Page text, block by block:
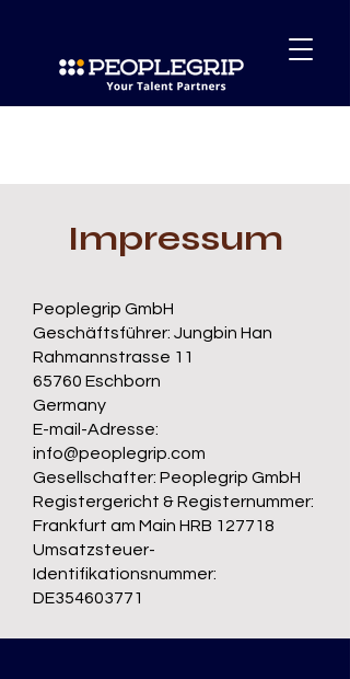
Impressum
Peoplegrip GmbH
Geschäftsführer: Jungbin Han
Rahmannstrasse 11
65760 Eschborn
Germany
E-mail-Adresse:
info@peoplegrip.com
Gesellschafter: Peoplegrip GmbH
Registergericht & Registernummer:
Frankfurt am Main HRB 127718
Umsatzsteuer-
Identifikationsnummer:
DE354603771